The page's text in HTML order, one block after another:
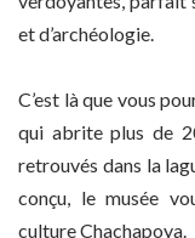
et d’archéologie.
C’est là que vous
qui abrite plus de
retrouvés dans la
conçu, le musée
culture Chachapoya.